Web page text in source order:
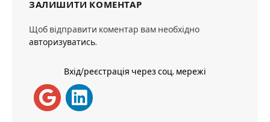
ЗАЛИШИТИ КОМЕНТАР
Щоб відправити коментар вам необхідно
авторизуватись.
Вхід/реєстрація через соц. мережі